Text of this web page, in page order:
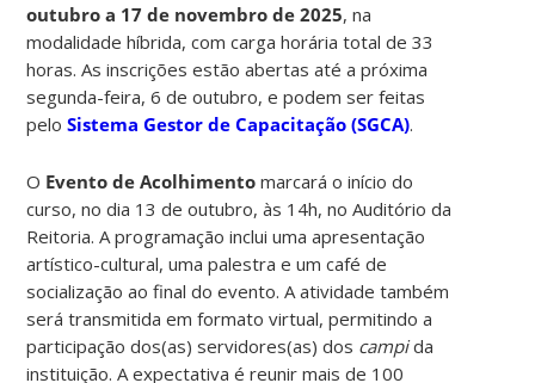
outubro a 17 de novembro de 2025, na
modalidade híbrida, com carga horária total de 33
horas. As inscrições estão abertas até a próxima
segunda-feira, 6 de outubro, e podem ser feitas
peloSistema Gestor de Capacitação (SGCA).
O Evento de Acolhimento marcará o início do
curso, no dia 13 de outubro, às 14h, no Auditório da
Reitoria. A programação inclui uma apresentação
artístico-cultural, uma palestra e um café de
socialização ao final do evento. A atividade também
será transmitida em formato virtual, permitindo a
participação dos(as) servidores(as) dos campida
instituição. A expectativa é reunir mais de 100